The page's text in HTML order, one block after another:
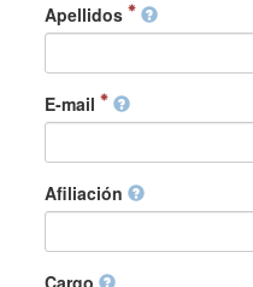
Apellidos
E-mail
Afiliación
Cargo